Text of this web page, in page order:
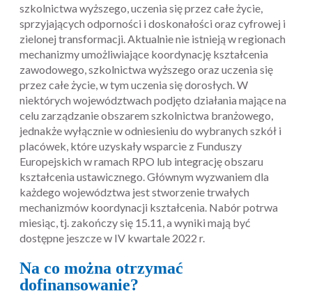
szkolnictwa wyższego, uczenia się przez całe życie,
sprzyjających odporności i doskonałości oraz cyfrowej i
zielonej transformacji. Aktualnie nie istnieją w regionach
mechanizmy umożliwiające koordynację kształcenia
zawodowego, szkolnictwa wyższego oraz uczenia się
przez całe życie, w tym uczenia się dorosłych. W
niektórych województwach podjęto działania mające na
celu zarządzanie obszarem szkolnictwa branżowego,
jednakże wyłącznie w odniesieniu do wybranych szkół i
placówek, które uzyskały wsparcie z Funduszy
Europejskich w ramach RPO lub integrację obszaru
kształcenia ustawicznego. Głównym wyzwaniem dla
każdego województwa jest stworzenie trwałych
mechanizmów koordynacji kształcenia. Nabór potrwa
miesiąc, tj. zakończy się 15.11, a wyniki mają być
dostępne jeszcze w IV kwartale 2022 r.
Na co można otrzymać
dofinansowanie?